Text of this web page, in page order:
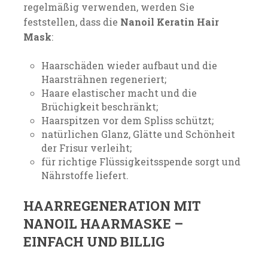
regelmäßig verwenden, werden Sie
feststellen, dass die Nanoil Keratin Hair
Mask:
Haarschäden wieder aufbaut und die
Haarsträhnen regeneriert;
Haare elastischer macht und die
Brüchigkeit beschränkt;
Haarspitzen vor dem Spliss schützt;
natürlichen Glanz, Glätte und Schönheit
der Frisur verleiht;
für richtige Flüssigkeitsspende sorgt und
Nährstoffe liefert.
HAARREGENERATION MIT
NANOIL HAARMASKE –
EINFACH UND BILLIG